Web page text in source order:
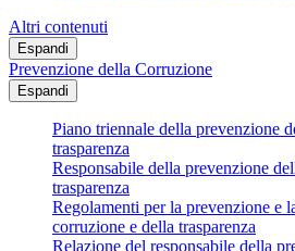
Altri contenuti
Espandi
Prevenzione della Corruzione
Espandi
Piano triennale della prevenzione
trasparenza
Responsabile della prevenzione
trasparenza
Regolamenti per la prevenzione e
corruzione e della trasparenza
Relazione del responsabile della